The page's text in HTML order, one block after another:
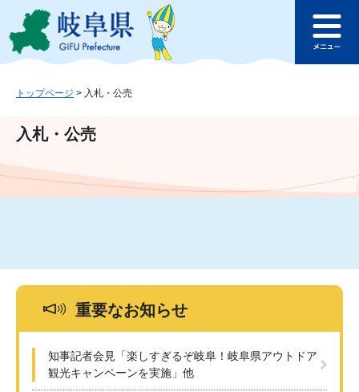
ジ
ュ
文
このページの本文へ
ュ
トップページ > 入札・公売
入札・公売
重要なお知らせ
知事記者会見「楽しすぎるぞ岐阜！岐阜県アウトドア
観光キャンペーンを実施」他